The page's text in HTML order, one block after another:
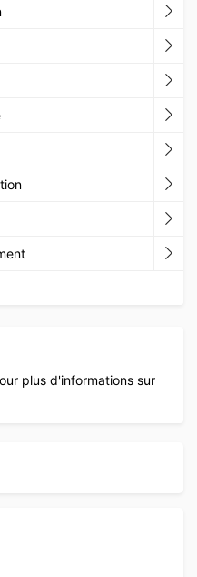
plus d'informations sur